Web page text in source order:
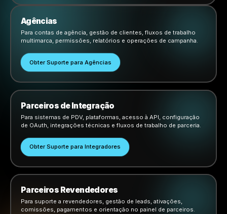
Escolha o canal certo para a
pergunta.
mail, números de telefone, consultas comerciais e
de parceria. Adicione seus dados de contato reais
Proprietários de Negócios
Para suporte empresarial, ajuda com campanhas,
dúvidas de integração, configuração de conta e
orientação diária na plataforma.